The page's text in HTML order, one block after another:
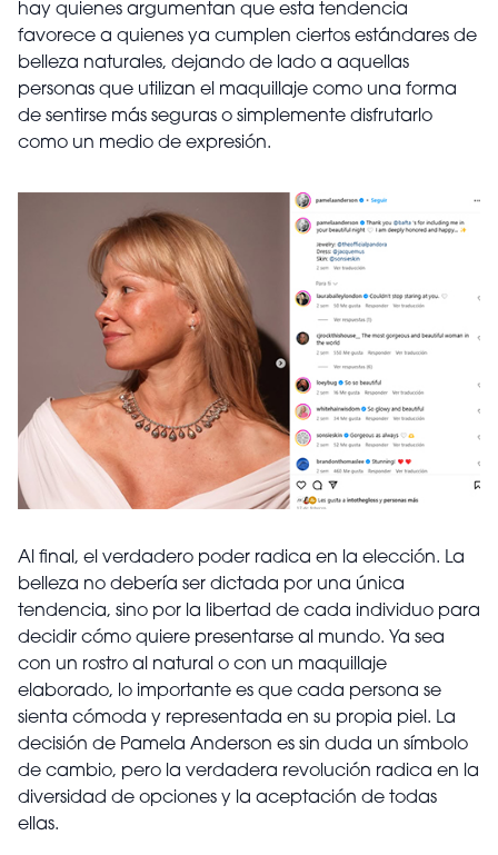
hay quienes argumentan que esta tendencia
favorece a quienes ya cumplen ciertos estándares de
belleza naturales, dejando de lado a aquellas
personas que utilizan el maquillaje como una forma
de sentirse más seguras o simplemente disfrutarlo
como un medio de expresión.
Al final, el verdadero poder radica en la elección. La
belleza no debería ser dictada por una única
tendencia, sino por la libertad de cada individuo para
decidir cómo quiere presentarse al mundo. Ya sea
con un rostro al natural o con un maquillaje
elaborado, lo importante es que cada persona se
sienta cómoda y representada en su propia piel. La
decisión de Pamela Anderson es sin duda un símbolo
de cambio, pero la verdadera revolución radica en la
diversidad de opciones y la aceptación de todas
ellas.